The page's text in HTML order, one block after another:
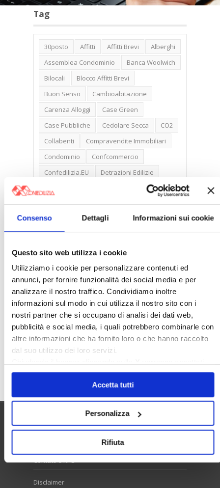
Consenso Dettagli Informazioni sui cookie
Questo sito web utilizza i cookie
Utilizziamo i cookie per personalizzare contenuti ed
annunci, per fornire funzionalità dei social media e per
analizzare il nostro traffico. Condividiamo inoltre
informazioni sul modo in cui utilizza il nostro sito con i
nostri partner che si occupano di analisi dei dati web,
pubblicità e social media, i quali potrebbero combinarle con
altre informazioni che ha fornito loro o che hanno raccolto
dal suo utilizzo dei loro servizi.
solo i cookie necessari.
Accetta tutti
Personalizza
Rifiuta
Tag
30posto Affitti Affitti Brevi
Alberghi
Assemblea Condominio
Banca Woolwich
Bilocali
Blocco Affitti Brevi
Buon Senso
Cambioabitazione
Carenza Alloggi
Case Green
Case Pubbliche
Cedolare Secca
CO2
Collabenti
Compravendite Immobiliari
Condominio
Confcommercio
Confedilizia.EU
Detrazioni Edilizie
Firenze
Gabetti Spa
Green Deal
Green Party
Ideologia Green
Irregolarità Formali
Nudaproprietà
Prezzi Case
Prima Casa
Proprietari Casa
Rendite Catastali
Rivoluzioneliberale
Sunia
Trasferimenti
Treviso
Valore Case
Cerca
Utilità
Contatti e RPD
Disclaimer